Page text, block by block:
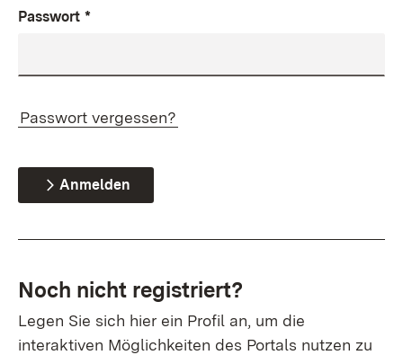
Passwort *
Passwort vergessen?
Anmelden
Noch nicht registriert?
Legen Sie sich hier ein Profil an, um die
interaktiven Möglichkeiten des Portals nutzen zu